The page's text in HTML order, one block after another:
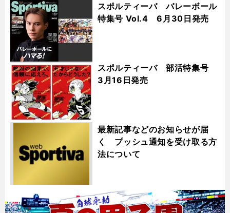
スポルティーバ バレーボール
特集号 Vol.4 6月30日発売
スポルティーバ 部活特集号
3月16日発売
最新記事などのお知らせが届
く プッシュ通知を受け取る方
法について